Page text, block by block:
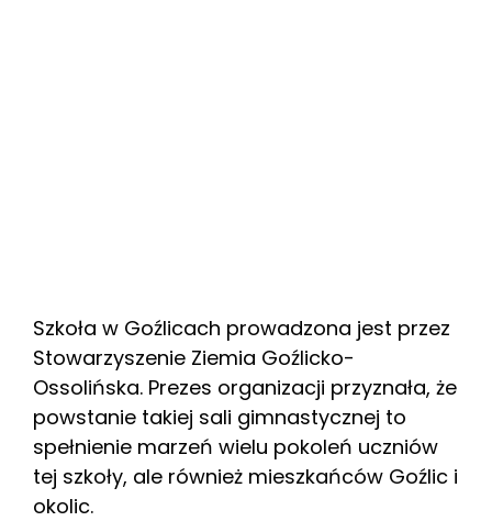
Szkoła w Goźlicach prowadzona jest przez
Stowarzyszenie Ziemia Goźlicko-
Ossolińska. Prezes organizacji przyznała, że
powstanie takiej sali gimnastycznej to
spełnienie marzeń wielu pokoleń uczniów
tej szkoły, ale również mieszkańców Goźlic i
okolic.